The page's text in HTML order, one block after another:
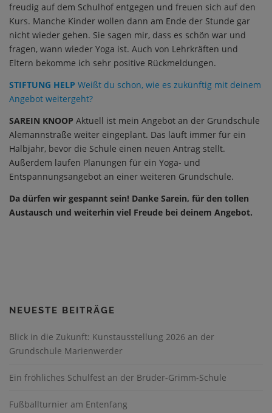
freudig auf dem Schulhof entgegen und freuen sich auf den
Kurs. Manche Kinder wollen dann am Ende der Stunde gar
nicht wieder gehen. Sie sagen mir, dass es schön war und
fragen, wann wieder Yoga ist. Auch von Lehrkräften und
Eltern bekomme ich sehr positive Rückmeldungen.
STIFTUNG HELP Weißt du schon, wie es zukünftig mit deinem
Angebot weitergeht?
SAREIN KNOOP Aktuell ist mein Angebot an der Grundschule
Alemannstraße weiter eingeplant. Das läuft immer für ein
Halbjahr, bevor die Schule einen neuen Antrag stellt.
Außerdem laufen Planungen für ein Yoga- und
Entspannungsangebot an einer weiteren Grundschule.
Da dürfen wir gespannt sein! Danke Sarein, für den tollen
Austausch und weiterhin viel Freude bei deinem Angebot.
NEUESTE BEITRÄGE
Blick in die Zukunft: Kunstausstellung 2026 an der
Grundschule Marienwerder
Ein fröhliches Schulfest an der Brüder-Grimm-Schule
Fußballturnier am Entenfang